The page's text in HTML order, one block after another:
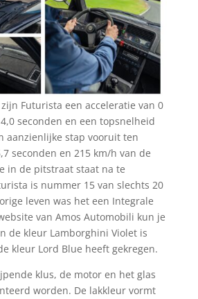
Futurista een acceleratie van 0
seconden en een topsnelheid
aanzienlijke stap vooruit ten
seconden en 215 km/h van de
in de pitstraat staat na te
is nummer 15 van slechts 20
leven was het een Integrale
van Amos Automobili kun je
de kleur Lamborghini Violet is
kleur Lord Blue heeft gekregen.
klus, de motor en het glas
worden. De lakkleur vormt